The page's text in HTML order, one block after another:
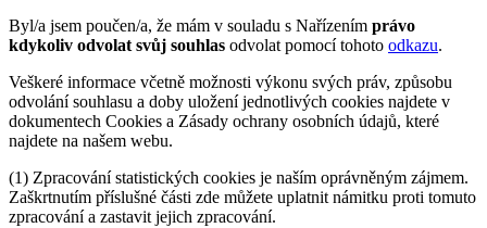
Byl/a jsem poučen/a, že mám v souladu s Nařízením právo
kdykoliv odvolat svůj souhlas odvolat pomocí tohoto odkazu.
Veškeré informace včetně možnosti výkonu svých práv, způsobu
odvolání souhlasu a doby uložení jednotlivých cookies najdete v
dokumentech Cookies a Zásady ochrany osobních údajů, které
najdete na našem webu.
(1) Zpracování statistických cookies je naším oprávněným zájmem.
Zaškrtnutím příslušné části zde můžete uplatnit námitku proti tomuto
zpracování a zastavit jejich zpracování.